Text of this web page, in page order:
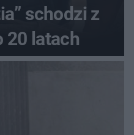
schodzi z
20 latach